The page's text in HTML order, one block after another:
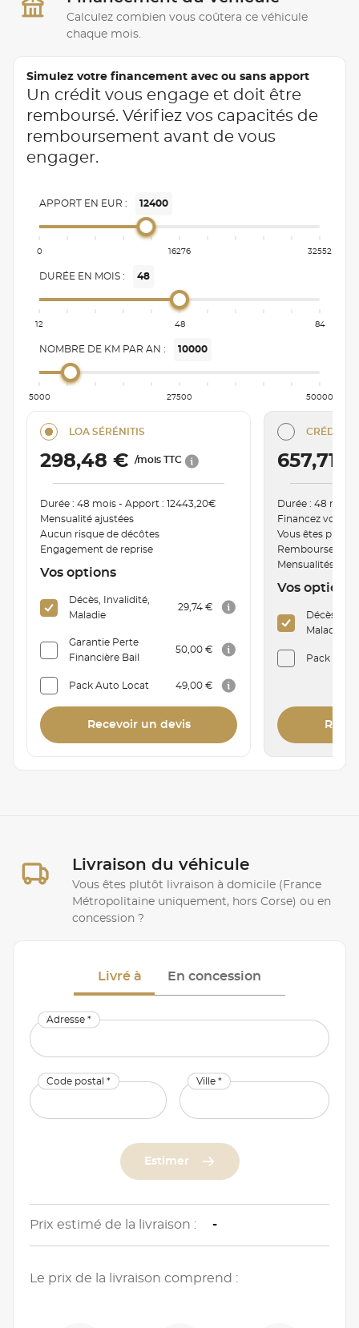
Calculez combien vous coûtera ce véhicule
chaque mois.
Simulez votre financement avec ou sans apport
Un crédit vous engage et doit être
remboursé. Vérifiez vos capacités de
remboursement avant de vous
engager.
APPORT EN EUR : 12400
0 16276 32552
DURÉE EN MOIS : 48
12 48 84
NOMBRE DE KM PAR AN : 10000
5000 27500 50000
LOA SÉRÉNITIS
298,48 €/mois TTC
Durée : 48 mois - Apport : 12443,20€
Mensualité ajustées
Aucun risque de décôtes
Engagement de reprise
Vos options
Décès, Invalidité,
Maladie
29,74 €
Garantie Perte
Financière Bail
50,00 €
Pack Auto Locat 49,00 €
Recevoir un devis
CRÉDIT
657,71
Durée : 48 mois
Financez votre
Vous êtes
Mensualités
Vos options
Décès,
Maladie
Pack Auto
Livraison du véhicule
Vous êtes plutôt livraison à domicile (France
Métropolitaine uniquement, hors Corse) ou en
concession ?
Livré à En concession
Adresse *
Code postal * Ville *
Estimer
Prix estimé de la livraison : -
Le prix de la livraison comprend :